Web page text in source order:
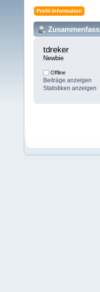
Profil-Information
tdreker
Newbie
Offline
Beiträge anzeigen
Statistiken anzeigen